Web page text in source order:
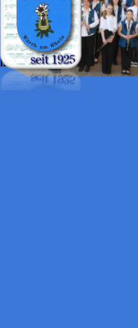
76744 Wörth am Rhein
Info@mv-edelweiss-woerth.de
http://mv-edelweiss-wörth.de/